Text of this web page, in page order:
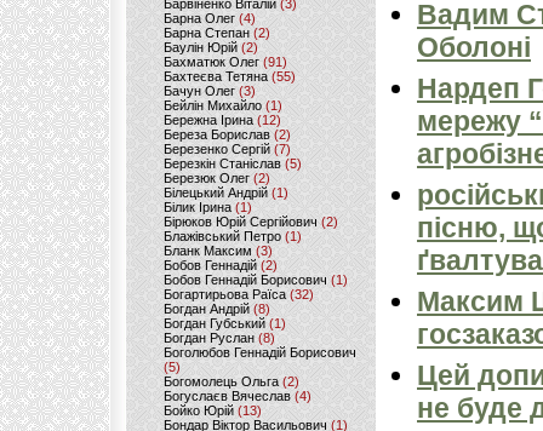
Барвіненко Віталій(3)
Барна Олег (4)
Барна Степан (2)
Баулін Юрій (2)
Бахматюк Олег (91)
Бахтеєва Тетяна(55)
Бачун Олег (3)
Бейлін Михайло (1)
Бережна Ірина(12)
Береза Борислав(2)
Березенко Сергій (7)
Березкін Станіслав (5)
Березюк Олег(2)
Білецький Андрій (1)
Білик Ірина (1)
Бірюков Юрій Сергійович (2)
Блажівський Петро (1)
Бланк Максим(3)
Бобов Геннадій (2)
Бобов Геннадій Борисович (1)
Богартирьова Раїса (32)
Богдан Андрій(8)
Богдан Губський (1)
Богдан Руслан(8)
Боголюбов Геннадій Борисович
(5)
Богомолець Ольга (2)
Богуслаєв Вячеслав (4)
Бойко Юрій (13)
Бондар Віктор Васильович (1)
Вадим
Оболоні
Нардеп
мережу
пісню,
Максим
Цей
не буде